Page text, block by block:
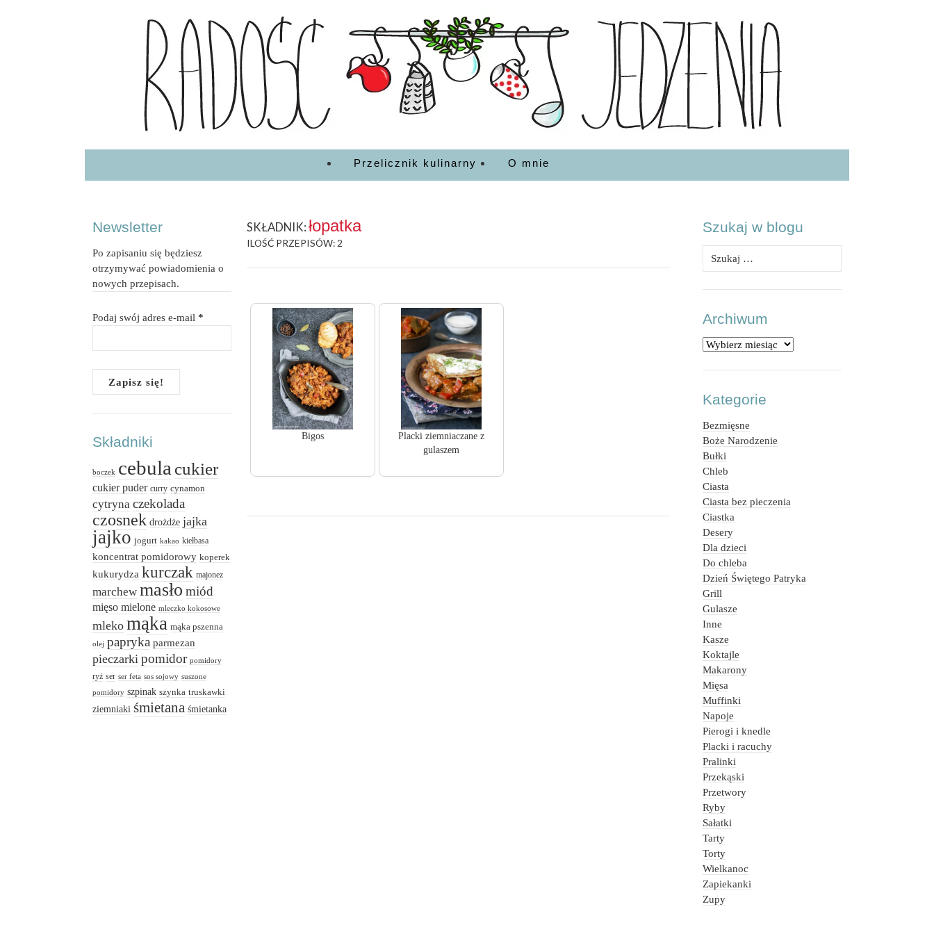
RADOSCJEDZENIA.COM
Przelicznik kulinarny O mnie
Newsletter
Po zapisaniu się będziesz
otrzymywać powiadomienia o
nowych przepisach.
Podaj swój adres e-mail*
Składniki
boczek cebula cukier
cukier puder curry cynamon
cytryna czekolada
czosnek drożdże jajka
jajko jogurt kakao kiełbasa
koncentrat pomidorowy koperek
kukurydza kurczak majonez
marchew masło miód
mięso mielone mleczko kokosowe
mleko mąka mąka pszenna
olej papryka parmezan
pieczarki pomidor pomidory
ryż ser ser feta sos sojowy suszone
pomidory szpinak szynka truskawki
ziemniaki śmietana śmietanka
SKŁADNIK:łopatka
ILOŚĆ PRZEPISÓW: 2
Bigos
Placki ziemniaczane z
gulaszem
Szukaj w blogu
Archiwum
Archiwum
Kategorie
Bezmięsne
Boże Narodzenie
Bułki
Chleb
Ciasta
Ciasta bez pieczenia
Ciastka
Desery
Dla dzieci
Do chleba
Dzień Świętego Patryka
Grill
Gulasze
Inne
Kasze
Koktajle
Makarony
Mięsa
Muffinki
Napoje
Pierogi i knedle
Placki i racuchy
Pralinki
Przekąski
Przetwory
Ryby
Sałatki
Tarty
Torty
Wielkanoc
Zapiekanki
Zupy